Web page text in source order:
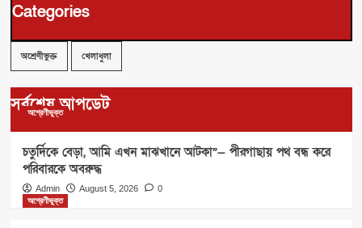
Categories
অশ্রেণীভুক্ত খেলাধুলা
সর্বশেষ আপডেট
অশ্রেণীভুক্ত
চতুর্দিকে বেড়া, আমি এখন মাঝখানে আটকা”— পীরগাছায় পথ বন্ধ করে
পরিবারকে অবরুদ্ধ
Admin August 5, 2026
0
অশ্রেণীভুক্ত